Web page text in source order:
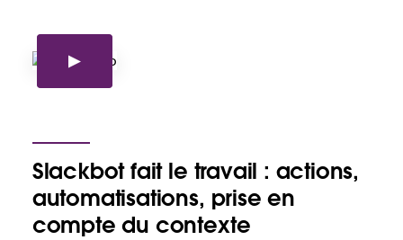
Slackbot fait le travail : actions,
automatisations, prise en
compte du contexte